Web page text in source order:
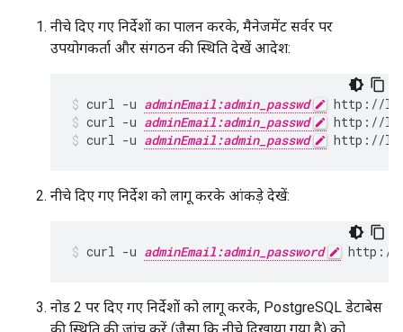
नीचे दिए गए निर्देशों का पालन करके, मैनेजमेंट सर्वर पर
उपयोगकर्ता और संगठन की स्थिति देखें आदेश:
curl -u adminEmail:admin_passwd
curl -u adminEmail:admin_passwd
http://
curl -u adminEmail:admin_passwd http://
नीचे दिए गए निर्देश को लागू करके आंकड़े देखें:
curl -u adminEmail:admin_password http://
नोड 2 पर दिए गए निर्देशों को लागू करके, PostgreSQL डेटाबेस